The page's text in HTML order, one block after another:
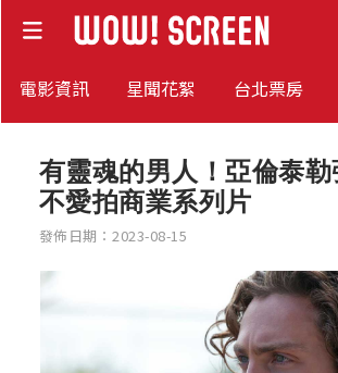
電影資訊 星聞花絮 台北票房
有靈魂的男人！亞倫泰
不愛拍商業系列片
發佈日期：2023-08-15